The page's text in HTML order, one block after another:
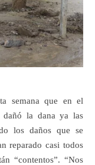
semana que en el
dañó la dana ya las
los daños que se
reparado casi todos
“contentos”. “Nos